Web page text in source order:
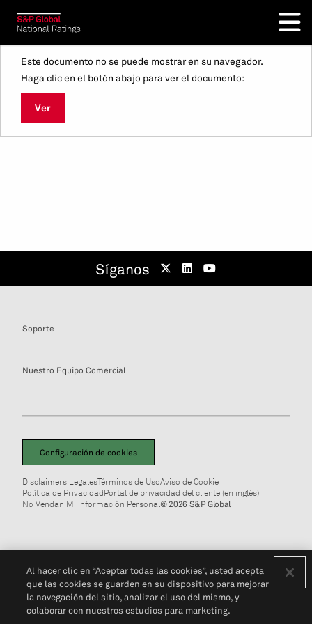
Este documento no se puede mostrar en su navegador.
Haga clic en el botón abajo para ver el documento:
Ver
Síganos
Soporte
Nuestro Equipo Comercial
Configuración de cookies
Disclaimers LegalesTérminos de UsoAviso de Cookie
Política de PrivacidadPortal de privacidad del cliente (en inglés)
No Vendan Mi Información Personal© 2026 S&P Global
Al hacer clic en “Aceptar todas las cookies”, usted acepta
que las cookies se guarden en su dispositivo para mejorar
la navegación del sitio, analizar el uso del mismo, y
colaborar con nuestros estudios para marketing.